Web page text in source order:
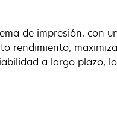
de impresión, con
rendimiento,
a largo plazo,